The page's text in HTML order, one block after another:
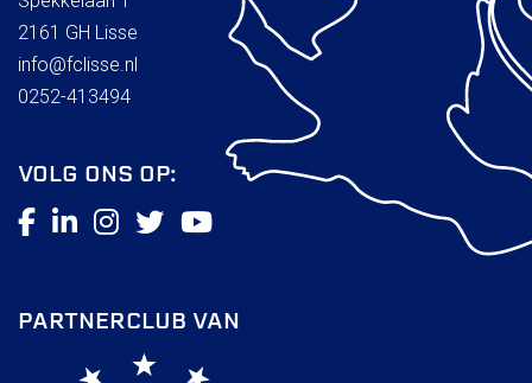
2161 GH Lisse
info@fclisse.nl
0252-413494
VOLG ONS OP:
PARTNERCLUB VAN